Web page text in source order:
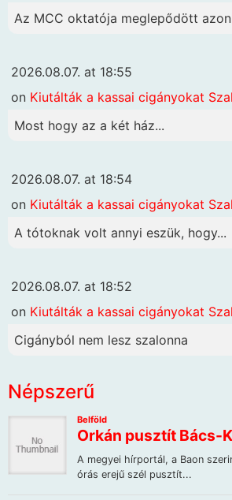
Az MCC oktatója meglepődött
2026.08.07. at 18:55
on Kiutálták a kassai cigányokat
Most hogy az a két ház...
2026.08.07. at 18:54
on Kiutálták a kassai cigányokat
A tótoknak volt annyi eszük, hogy...
2026.08.07. at 18:52
on Kiutálták a kassai cigányokat
Cigányból nem lesz szalonna
Népszerű